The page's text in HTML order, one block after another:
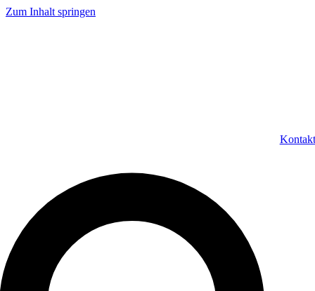
Zum Inhalt springen
Kontakt